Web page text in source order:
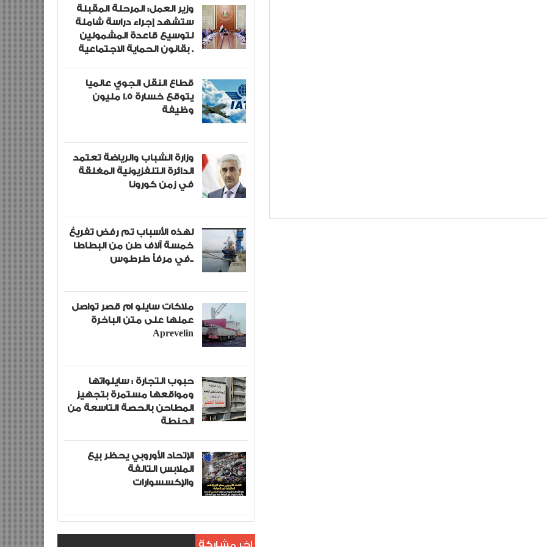
وزير العمل: المرحلة المقبلة
ستشهد إجراء دراسة شاملة
لتوسيع قاعدة المشمولين
بقانون الحماية الاجتماعية .
قطاع النقل الجوي عالميا
يتوقع خسارة 1.5 مليون
وظيفة
وزارة الشباب والرياضة تعتمد
الدائرة التلفزيونية المغلقة
في زمن كورونا
لهذه الأسباب تم رفض تفريغ
خمسة آلاف طن من البطاطا
في مرفأ طرطوس..
ملاكات سايلو ام قصر تواصل
عملها على متن الباخرة
Aprevelin
حبوب التجارة : سايلواتها
ومواقعها مستمرة بتجهيز
المطاحن بالحصة التاسعة من
الحنطة
الإتحاد الأوروبي يحظر بيع
الملابس التالفة
والإكسسوارات